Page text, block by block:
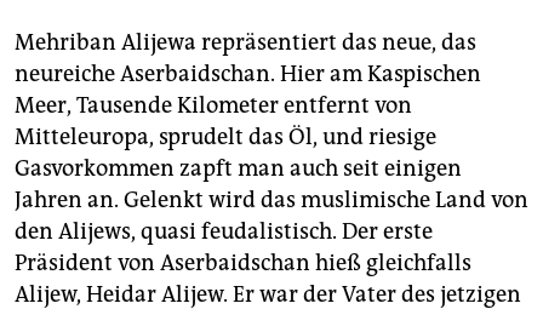
Mehriban Alijewa repräsentiert das neue, das
neureiche Aserbaidschan. Hier am Kaspischen
Meer, Tausende Kilometer entfernt von
Mitteleuropa, sprudelt das Öl, und riesige
Gasvorkommen zapft man auch seit einigen
Jahren an. Gelenkt wird das muslimische Land von
den Alijews, quasi feudalistisch. Der erste
Präsident von Aserbaidschan hieß gleichfalls
Alijew, Heidar Alijew. Er war der Vater des jetzigen